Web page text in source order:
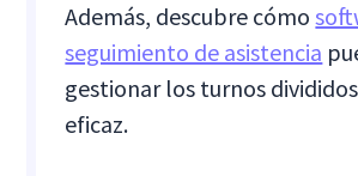
Además, descubre cómo
seguimiento de asistencia
gestionar los turnos
eficaz.